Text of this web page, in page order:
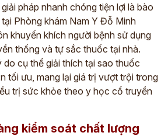
pháp nhanh chóng tiện lợi là bào
Phòng khám Nam Y Đỗ Minh
khuyến khích người bệnh sử dụng
thống và tự sắc thuốc tại nhà.
do cụ thể giải thích tại sao thuốc
tối ưu, mang lại giá trị vượt trội trong
trị sức khỏe theo y học cổ truyền
kiểm soát chất lượng